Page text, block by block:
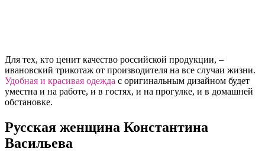
Для тех, кто ценит качество российской продукции, –
ивановский трикотаж от производителя на все случаи жизни.
Удобная и красивая одежда с оригинальным дизайном будет
уместна и на работе, и в гостях, и на прогулке, и в домашней
обстановке.
Русская женщина Константина
Васильева